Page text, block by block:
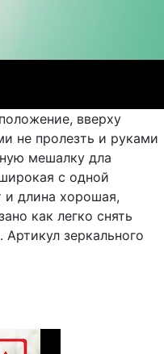
вверху
не пролезть и руками
мешалку дла
с одной
и длина хорошая,
как легко снять
Артикул зеркального